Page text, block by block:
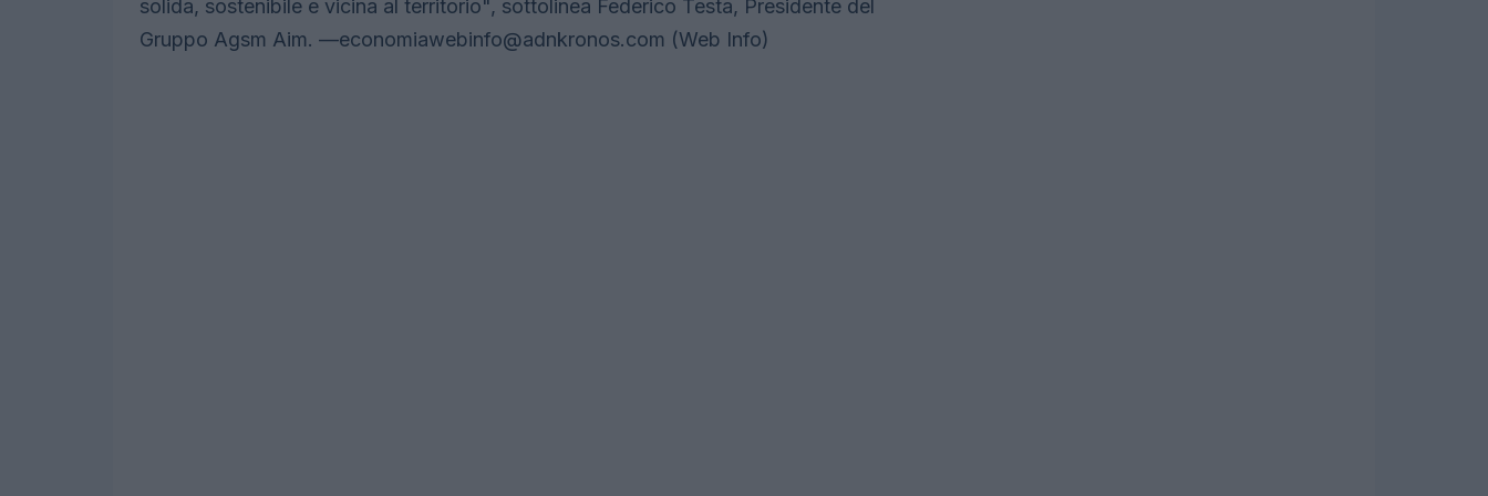
solida, sostenibile e vicina al territorio", sottolinea Federico Testa, Presidente del
Gruppo Agsm Aim. —economiawebinfo@adnkronos.com (Web Info)